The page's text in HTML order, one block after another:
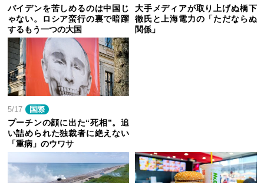
バイデンを苦しめるのは中国じ
ゃない。ロシア蛮行の裏で暗躍
するもう一つの大国
大手メディアが取り上げぬ橋下
徹氏と上海電力の「ただならぬ
関係」
5/17 国際
プーチンの顔に出た“死相”。追
い詰められた独裁者に絶えない
「重病」のウワサ